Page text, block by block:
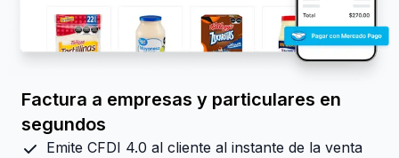
Factura a empresas y particulares en
segundos
Emite CFDI 4.0 al cliente al instante de la venta